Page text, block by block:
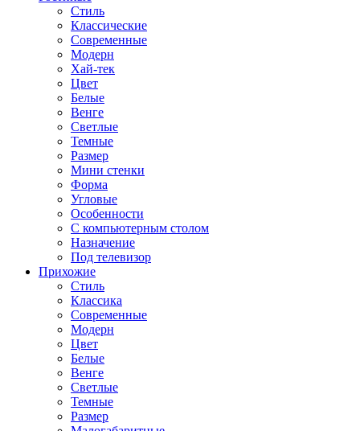
Стиль
Классические
Современные
Модерн
Хай-тек
Цвет
Белые
Венге
Светлые
Темные
Размер
Мини стенки
Форма
Угловые
Особенности
С компьютерным столом
Назначение
Под телевизор
Прихожие
Стиль
Классика
Современные
Модерн
Цвет
Белые
Венге
Светлые
Темные
Размер